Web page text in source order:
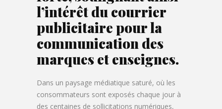
l’intérêt du courrier
publicitaire pour la
communication des
marques et enseignes.
Dans un paysage médiatique saturé, où les
consommateurs sont exposés chaque jour à
des centaines de sollicitations numériques,